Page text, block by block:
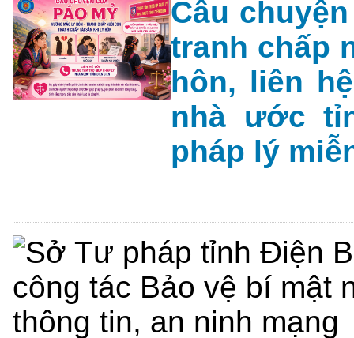
Câu
tranh chấp
hôn, liên
nhà ước
pháp lý